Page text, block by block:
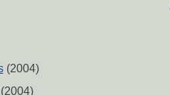
(2004)